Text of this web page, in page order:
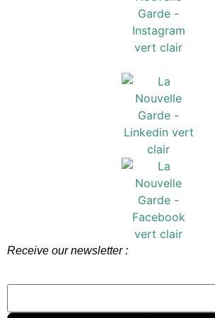
Receive our newsletter :